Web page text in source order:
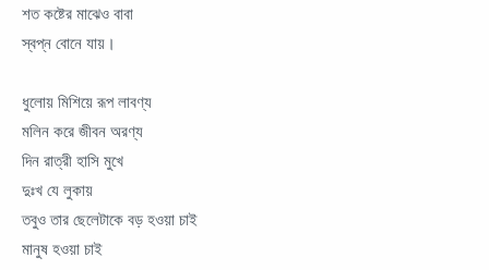
শত কষ্টের মাঝেও বাবা
স্বপ্ন বোনে যায়।
ধুলোয় মিশিয়ে রূপ লাবণ্য
মলিন করে জীবন অরণ্য
দিন রাত্রী হাসি মুখে
দুঃখ যে লুকায়
তবুও তার ছেলেটাকে বড় হওয়া চাই
মানুষ হওয়া চাই